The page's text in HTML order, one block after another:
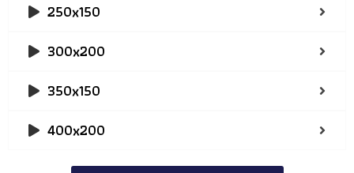
250x150
300x200
350x150
400x200